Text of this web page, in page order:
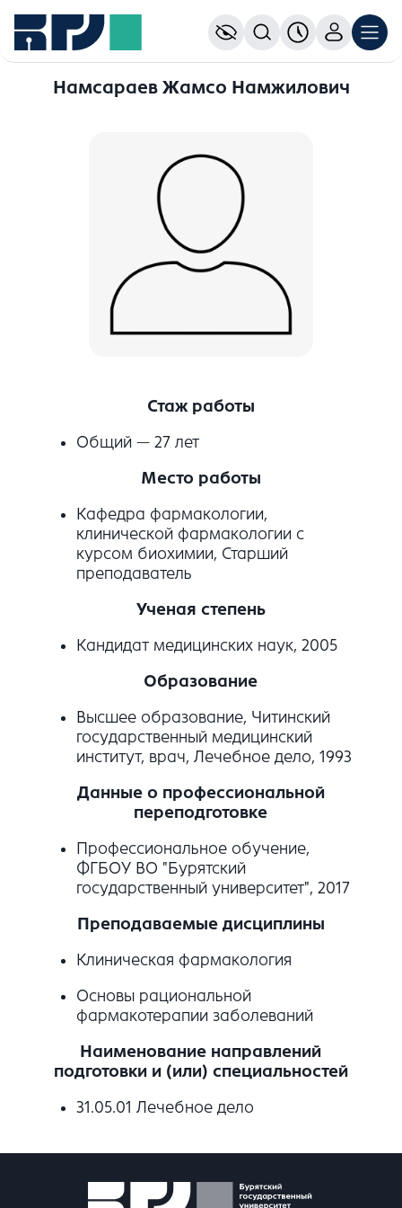
Намсараев Жамсо Намжилович
Стаж работы
Общий — 27 лет
Место работы
Кафедра фармакологии,
клинической фармакологии с
курсом биохимии, Старший
преподаватель
Ученая степень
Кандидат медицинских наук, 2005
Образование
Высшее образование, Читинский
государственный медицинский
институт, врач, Лечебное дело, 1993
Данные о профессиональной
переподготовке
Профессиональное обучение,
ФГБОУ ВО "Бурятский
государственный университет", 2017
Преподаваемые дисциплины
Клиническая фармакология
Основы рациональной
фармакотерапии заболеваний
Наименование направлений
подготовки и (или) специальностей
31.05.01 Лечебное дело